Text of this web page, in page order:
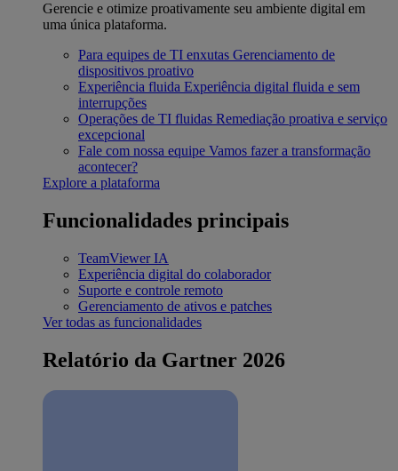
Gerencie e otimize proativamente seu ambiente digital em
uma única plataforma.
Para equipes de TI enxutas Gerenciamento de
dispositivos proativo
Experiência fluida Experiência digital fluida e sem
interrupções
Operações de TI fluidas Remediação proativa e serviço
excepcional
Fale com nossa equipe Vamos fazer a transformação
acontecer?
Explore a plataforma
Funcionalidades principais
TeamViewer IA
Experiência digital do colaborador
Suporte e controle remoto
Gerenciamento de ativos e patches
Ver todas as funcionalidades
Relatório da Gartner 2026